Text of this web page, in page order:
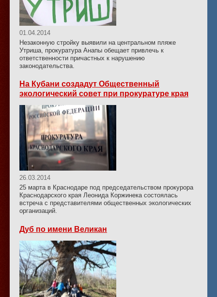
01.04.2014
Незаконную стройку выявили на центральном пляже
Утриша, прокуратура Анапы обещает привлечь к
ответственности причастных к нарушению
законодательства.
На Кубани создадут Общественный
экологический совет при прокуратуре края
26.03.2014
25 марта в Краснодаре под председательством прокурора
Краснодарского края Леонида Коржинека состоялась
встреча с представителями общественных экологических
организаций.
Дуб по имени Великан